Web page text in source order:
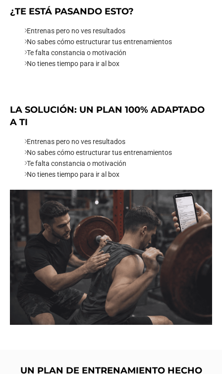
¿TE ESTÁ PASANDO ESTO?
Entrenas pero no ves resultados
No sabes cómo estructurar tus entrenamientos
Te falta constancia o motivación
No tienes tiempo para ir al box
LA SOLUCIÓN: UN PLAN 100% ADAPTADO
A TI
Entrenas pero no ves resultados
No sabes cómo estructurar tus entrenamientos
Te falta constancia o motivación
No tienes tiempo para ir al box
UN PLAN DE ENTRENAMIENTO HECHO